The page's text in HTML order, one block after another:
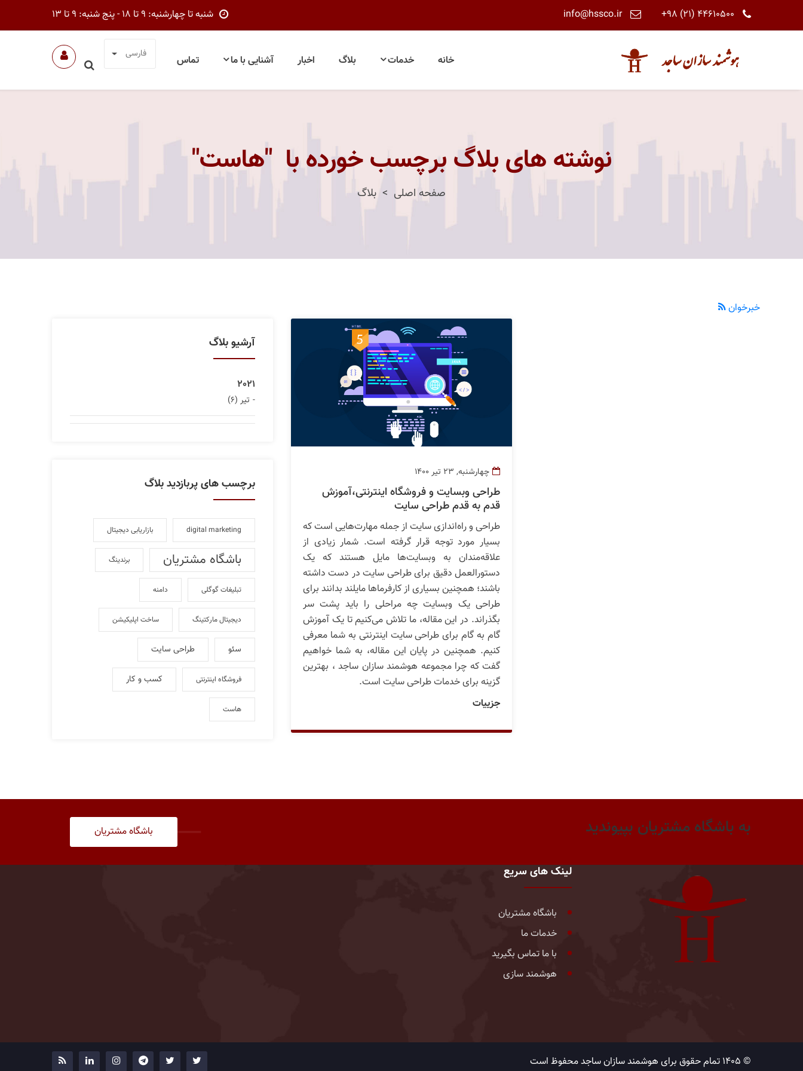
+98 (21) 44610500
info@hssco.ir شنبه تا چهارشنبه: 9 تا 18 - پنج شنبه: 9 تا 13
خانه خدمات بلاگ اخبار آشنایی با ما تماس فارسی
نوشته های بلاگ برچسب خورده با "هاست"
صفحه اصلی بلاگ
خبرخوان
چهارشنبه, 23 تیر 1400
طراحی وبسایت و فروشگاه اینترنتی،آموزش
قدم به قدم طراحی سایت
طراحی و راه‌اندازی سایت از جمله مهارت‌هایی است که
بسیار مورد توجه قرار گرفته است. شمار زیادی از
علاقه‌مندان به وبسایت‌ها مایل هستند که یک
دستورالعمل دقیق برای طراحی سایت در دست داشته
باشند؛ همچنین بسیاری از کارفرماها مایلند بدانند برای
طراحی یک وبسایت چه مراحلی را باید پشت سر
بگذراند. در این مقاله، ما تلاش می‌کنیم تا یک آموزش
گام به گام برای طراحی سایت اینترنتی به شما معرفی
کنیم. همچنین در پایان این مقاله، به شما خواهیم
گفت که چرا مجموعه هوشمند سازان ساجد ، بهترین
گزینه برای خدمات طراحی سایت است.
جزییات
آرشیو بلاگ
2021
تیر (6)
برچسب های پربازدید بلاگ
digital marketing بازاریابی دیجیتال
باشگاه مشتریان برندینگ
تبلیغات گوگلی دامنه
دیجیتال مارکتینگ ساخت اپلیکیشن
سئو طراحی سایت
فروشگاه اینترنتی کسب و کار
هاست
به باشگاه مشتریان بپیوندید باشگاه مشتریان
لینک های سریع
باشگاه مشتریان
خدمات ما
با ما تماس بگیرید
هوشمند سازی
© 1405 تمام حقوق برای هوشمند سازان ساجد محفوظ است